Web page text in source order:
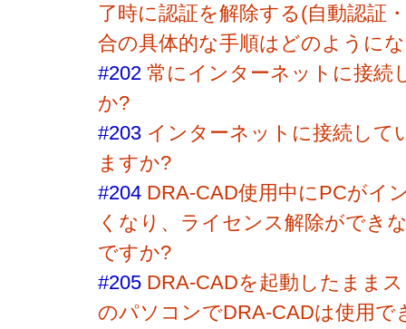
了時に認証を解除する(自動認証
合の具体的な手順はどのように
#202 常にインターネットに接続
か?
#203 インターネットに接続して
ますか?
#204 DRA-CAD使用中にPCがイ
くなり、ライセンス解除ができ
ですか?
#205 DRA-CADを起動したまま
のパソコンでDRA-CADは使用で